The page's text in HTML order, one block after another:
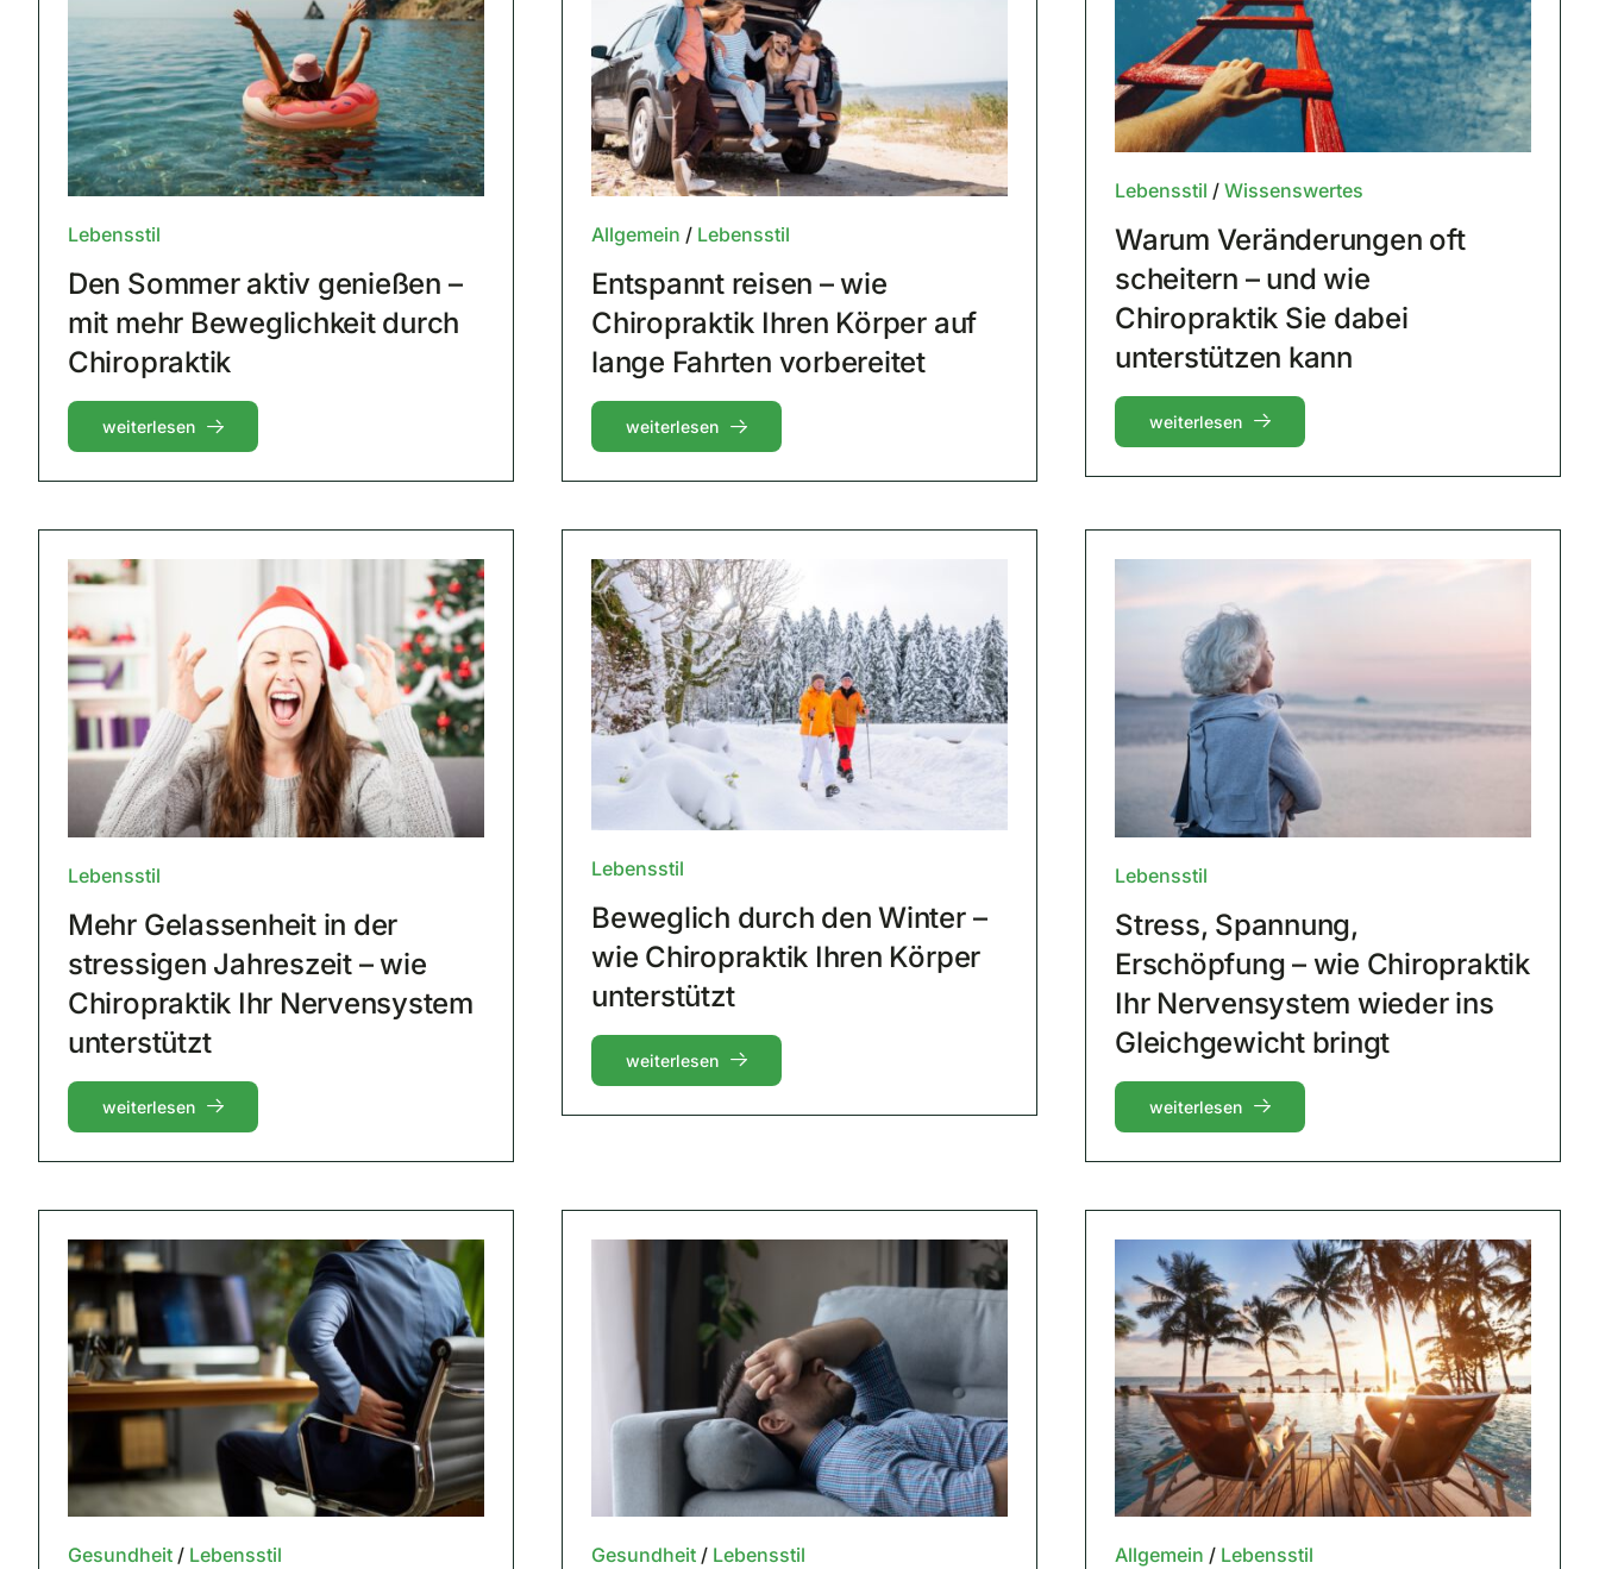
Lebensstil
Den Sommer aktiv genießen –
mit mehr Beweglichkeit durch
Chiropraktik
weiterlesen
Allgemein / Lebensstil
Entspannt reisen – wie
Chiropraktik Ihren Körper auf
lange Fahrten vorbereitet
weiterlesen
Lebensstil /Wissenswertes
Warum Veränderungen oft
scheitern – und wie
Chiropraktik Sie dabei
unterstützen kann
weiterlesen
Lebensstil
Mehr Gelassenheit in der
stressigen Jahreszeit – wie
Chiropraktik Ihr Nervensystem
unterstützt
weiterlesen
Lebensstil
Beweglich durch den Winter –
wie Chiropraktik Ihren Körper
unterstützt
weiterlesen
Lebensstil
Stress, Spannung,
Erschöpfung – wie Chiropraktik
Ihr Nervensystem wieder ins
Gleichgewicht bringt
weiterlesen
Gesundheit/ Lebensstil Gesundheit/ Lebensstil Allgemein / Lebensstil